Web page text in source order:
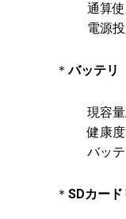
通算
電源
＊バッテリ
現容
健康
バッ
＊ SDカー